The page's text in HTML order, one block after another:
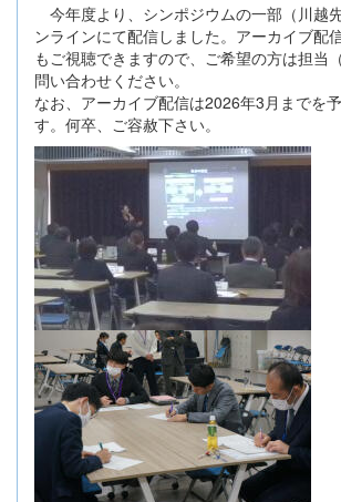
今年度より、シンポジウムの一部（川越
ンラインにて配信しました。アーカイブ配
もご視聴できますので、ご希望の方は担当
問い合わせください。
なお、アーカイブ配信は2026年3月までを
す。何卒、ご容赦下さい。